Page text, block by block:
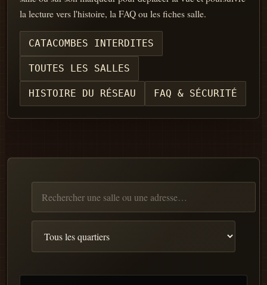
la lecture vers l'histoire, la FAQ ou les fiches salle.
CATACOMBES INTERDITES
TOUTES LES SALLES
HISTOIRE DU RÉSEAU FAQ & SÉCURITÉ